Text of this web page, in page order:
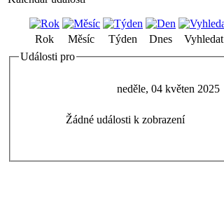
Rok Měsíc Týden Dnes Vyhledat
Události pro
neděle, 04 květen 2025
Žádné události k zobrazení